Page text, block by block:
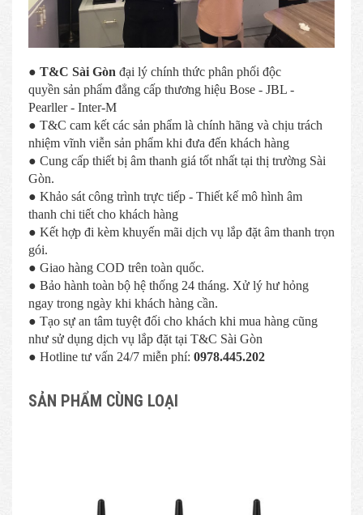
● T&C Sài Gòn đại lý chính thức phân phối độc
quyền sản phẩm đẳng cấp thương hiệu Bose - JBL -
Pearller - Inter-M
● T&C cam kết các sản phẩm là chính hãng và chịu trách
nhiệm vĩnh viễn sản phẩm khi đưa đến khách hàng
● Cung cấp thiết bị âm thanh giá tốt nhất tại thị trường Sài
Gòn.
● Khảo sát công trình trực tiếp - Thiết kế mô hình âm
thanh chi tiết cho khách hàng
● Kết hợp đi kèm khuyến mãi dịch vụ lắp đặt âm thanh trọn
gói.
● Giao hàng COD trên toàn quốc.
● Bảo hành toàn bộ hệ thống 24 tháng. Xử lý hư hỏng
ngay trong ngày khi khách hàng cần.
● Tạo sự an tâm tuyệt đối cho khách khi mua hàng cũng
như sử dụng dịch vụ lắp đặt tại T&C Sài Gòn
● Hotline tư vấn 24/7 miễn phí: 0978.445.202
SẢN PHẨM CÙNG LOẠI